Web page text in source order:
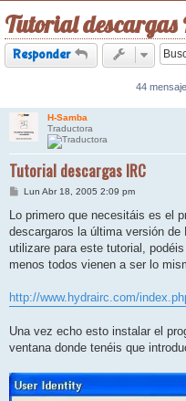
Tutorial descargas
Responder
44
H-Samba
Traductora
Tutorial descargas IRC
M
n
a
j
Lun Abr 18, 2005 2:09 pm
Lo primero que necesitáis es el
descargaros la última versión de
utilizare para este tutorial,
menos todos vienen a ser lo
http://www.hydrairc.com/
Una vez echo esto instalar el
ventana donde tenéis que